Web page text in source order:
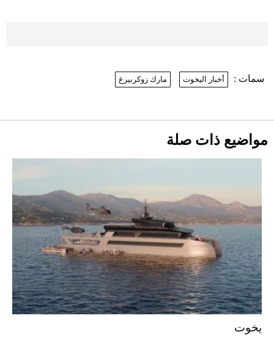
أغلى 10 عطور في العالم للرجال تمنحك فخامة
استثنائية
"بوجاتي ميسترال" الاستثنائية للبيع في
مزاد مونتيري
2026-07-23
سمات : أخبار اليخوت مارك زوكربيرغ
مواضيع ذات صلة
يخوت